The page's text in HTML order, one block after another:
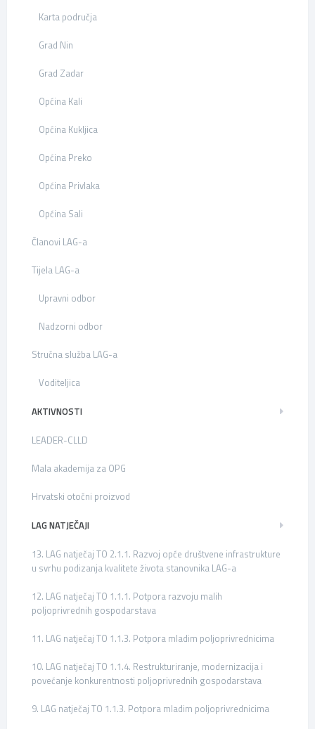
Karta područja
Grad Nin
Grad Zadar
Općina Kali
Općina Kukljica
Općina Preko
Općina Privlaka
Općina Sali
Članovi LAG-a
Tijela LAG-a
Upravni odbor
Nadzorni odbor
Stručna služba LAG-a
Voditeljica
AKTIVNOSTI
LEADER-CLLD
Mala akademija za OPG
Hrvatski otočni proizvod
LAG NATJEČAJI
13. LAG natječaj TO 2.1.1. Razvoj opće društvene infrastrukture
u svrhu podizanja kvalitete života stanovnika LAG-a
12. LAG natječaj TO 1.1.1. Potpora razvoju malih
poljoprivrednih gospodarstava
11. LAG natječaj TO 1.1.3. Potpora mladim poljoprivrednicima
10. LAG natječaj TO 1.1.4. Restrukturiranje, modernizacija i
povećanje konkurentnosti poljoprivrednih gospodarstava
9. LAG natječaj TO 1.1.3. Potpora mladim poljoprivrednicima